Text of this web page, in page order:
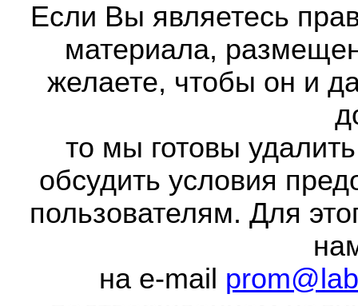
Если Вы являетесь
материала,
желаете, чтобы он и
то мы готовы
обсудить условия
пользователям. Для
на e-mail